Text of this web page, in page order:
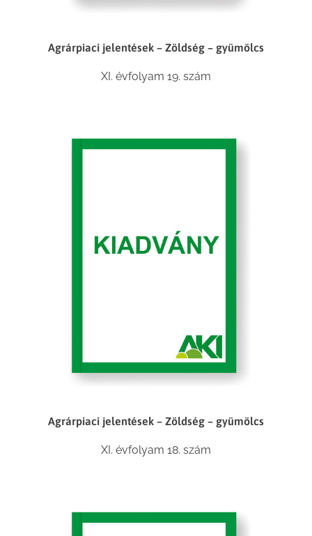
Agrárpiaci jelentések – Zöldség – gyümölcs
XI. évfolyam 19. szám
Agrárpiaci jelentések – Zöldség – gyümölcs
XI. évfolyam 18. szám